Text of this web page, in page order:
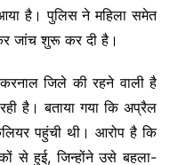
है। पुलिस ने महिला समेत
जांच शुरू कर दी है।
जिले की रहने वाली है
है। बताया गया कि अप्रैल
पहुंची थी। आरोप है कि
से हुई, जिन्होंने उसे बहला-